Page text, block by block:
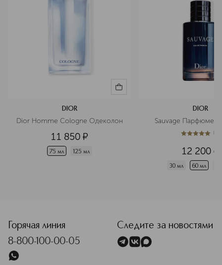
DIOR
Dior Homme Cologne Одеколон
11 850 ¤
75 мл 125 мл
DIOR
Sauvage
5из 51 (
12 200 ¤
30 мл 60 мл
Горячая линия
8-800-100-00-05
Следите за новостями